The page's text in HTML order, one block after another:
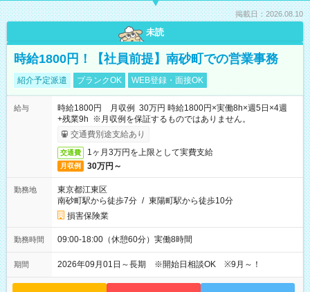
掲載日：2026.08.10
未読
時給1800円！【社員前提】南砂町での営業事務
紹介予定派遣 ブランクOK WEB登録・面接OK
給与
時給1800円 月収例 30万円 時給1800円×実働8h×週5日×4週
+残業9h ※月収例を保証するものではありません。
交通費別途支給あり
交通費 1ヶ月3万円を上限として実費支給
月収例 30万円～
勤務地
東京都江東区
南砂町駅から徒歩7分 / 東陽町駅から徒歩10分
損害保険業
勤務時間 09:00-18:00（休憩60分）実働8時間
期間 2026年09月01日～長期 ※開始日相談OK ※9月～！